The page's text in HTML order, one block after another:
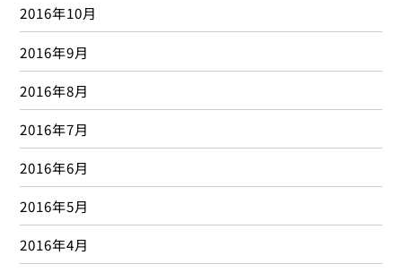
2016年10月
2016年9月
2016年8月
2016年7月
2016年6月
2016年5月
2016年4月